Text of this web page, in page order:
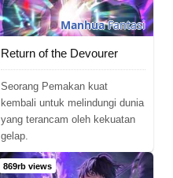
ManhuaFantasi
Return of the Devourer
Seorang Pemakan kuat
kembali untuk melindungi dunia
yang terancam oleh kekuatan
gelap.
869rb views